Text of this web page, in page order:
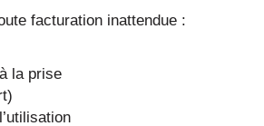
facturation inattendue :
la prise